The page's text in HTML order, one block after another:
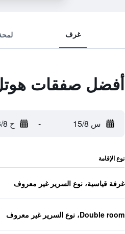
غرف
أفضل صفقات
س 15/8 - ح 16/8
نوع الإقامة
غرفة قياسية، نوع السرير غير معروف
Double room، نوع السرير غير معروف